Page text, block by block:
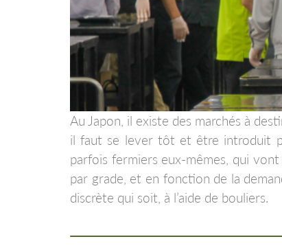
Au Japon, il existe des marchés à
il faut se lever tôt et être introduit
parfois fermiers eux-mêmes, qui
par grade, et en fonction de la
discrète qui soit, à l’aide de bouliers.